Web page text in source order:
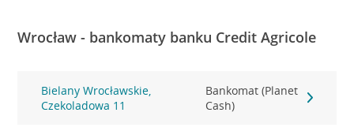
Wrocław - bankomaty banku Credit Agricole
Bielany Wrocławskie,
Czekoladowa 11
Bankomat (Planet
Cash)